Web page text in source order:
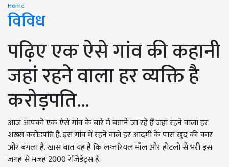
Home
विविध
पढ़िए एक ऐसे गांव की कहानी
जहां रहने वाला हर व्यक्ति है
करोड़पति...
आज आपको एक ऐसे गांव के बारे में बताने जा रहे हैं जहां रहने वाला हर
शख्स करोडपति है. इस गांव में रहने वालें हर आदमी के पास खुद की कार
और बंगला है. खास बात यह है कि लग्जरियल मॉल और होटलों से भरी इस
जगह से मजह 2000 रेजिडेंट्स है.